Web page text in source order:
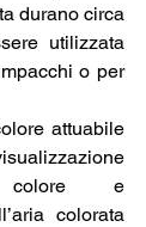
durano circa
utilizzata
o per
attuabile
e
colorata